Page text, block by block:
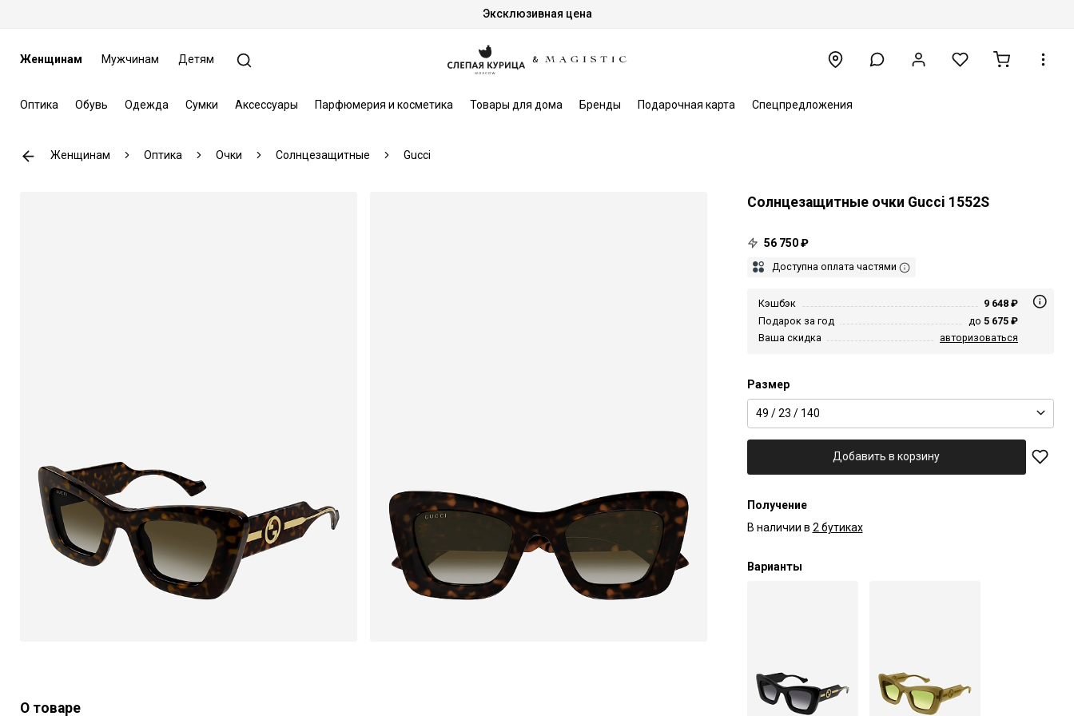
Эксклюзивная цена
Женщинам Мужчинам Детям
Оптика Обувь Одежда Сумки Аксессуары Парфюмерия и косметика Товары для дома Бренды Подарочная карта Спецпредложения
Женщинам Оптика Очки Солнцезащитные Gucci
Солнцезащитные очки Gucci 1552S
56 750 ₽
Доступна оплата частями
Кэшбэк
9 648 ₽
Подарок за год
до 5 675 ₽
Ваша скидка
авторизоваться
Размер
49 / 23 / 140
Добавить в корзину
Получение
В наличии в 2 бутиках
Варианты
О товаре